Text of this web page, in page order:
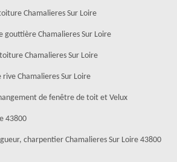
Chamalieres Sur Loire
gouttière Chamalieres Sur Loire
Chamalieres Sur Loire
Chamalieres Sur Loire
de fenêtre de toit et Velux
43800
charpentier Chamalieres Sur Loire 43800